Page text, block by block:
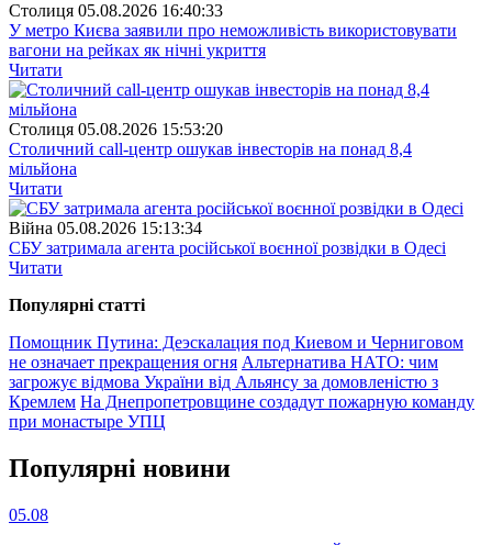
Столиця 05.08.2026 16:40:33
У метро Києва заявили про неможливість використовувати
вагони на рейках як нічні укриття
Читати
Столиця 05.08.2026 15:53:20
Столичний call-центр ошукав інвесторів на понад 8,4
мільйона
Читати
Війна 05.08.2026 15:13:34
СБУ затримала агента російської воєнної розвідки в Одесі
Читати
Популярнi статтi
Помощник Путина: Деэскалация под Киевом и Черниговом
не означает прекращения огня Альтернатива НАТО: чим
загрожує відмова України від Альянсу за домовленістю з
Кремлем На Днепропетровщине создадут пожарную команду
при монастыре УПЦ
Популярнi новини
05.08